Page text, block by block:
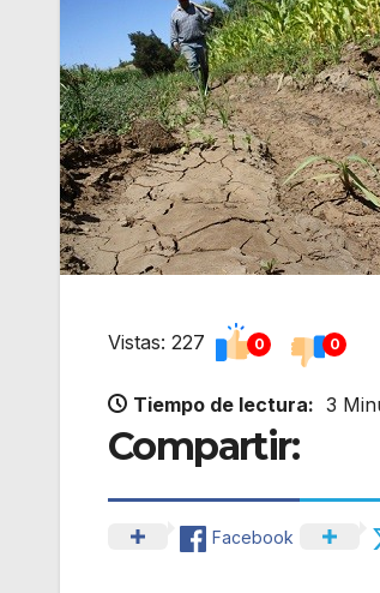
Vistas: 227 0 0
Tiempo de lectura: 3
Compartir:
Facebook